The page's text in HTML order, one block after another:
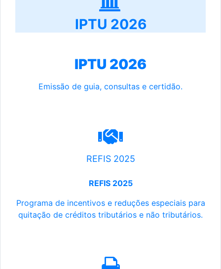
IPTU 2026
IPTU 2026
Emissão de guia, consultas e certidão.
REFIS 2025
REFIS 2025
Programa de incentivos e reduções especiais para
quitação de créditos tributários e não tributários.